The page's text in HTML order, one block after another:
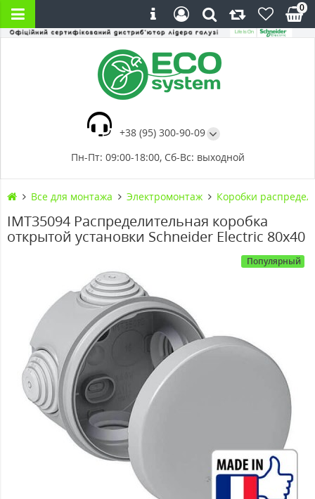
+38 (95) 300-90-09
Пн-Пт: 09:00-18:00, Сб-Вс: выходной
0
Все для монтажа Электромонтаж Коробки
IMT35094 Распределительная коробка
открытой установки Schneider Electric 80x40
Популярный